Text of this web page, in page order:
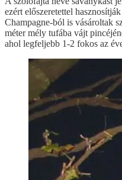
ezért előszeretettel
Champagne-ból is vásároltak
méter mély tufába vájt
ahol legfeljebb 1-2 fokos az